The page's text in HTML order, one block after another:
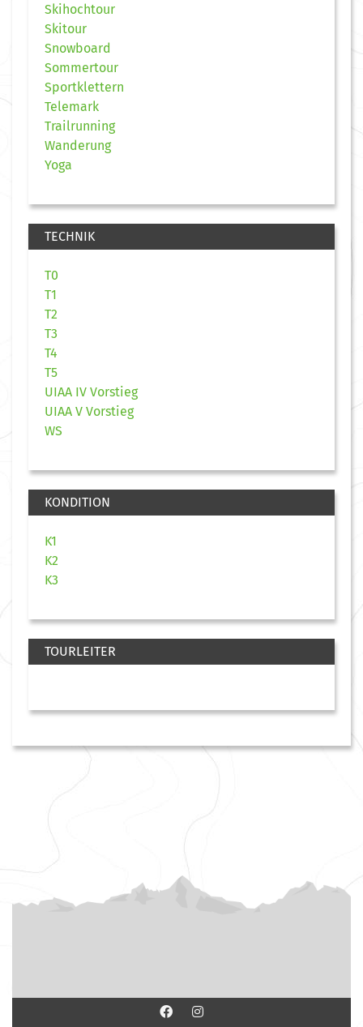
Skihochtour
Skitour
Snowboard
Sommertour
Sportklettern
Telemark
Trailrunning
Wanderung
Yoga
TECHNIK
T0
T1
T2
T3
T4
T5
UIAA IV Vorstieg
UIAA V Vorstieg
WS
KONDITION
K1
K2
K3
TOURLEITER